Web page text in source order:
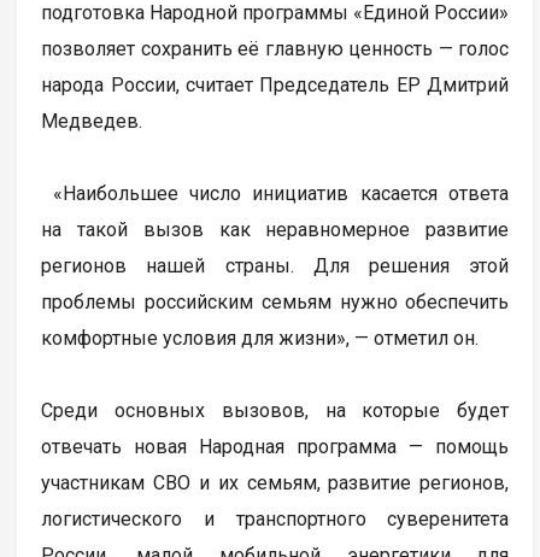
подготовка Народной программы «Единой России»
позволяет сохранить её главную ценность — голос
народа России, считает Председатель ЕР Дмитрий
Медведев.
«Наибольшее число инициатив касается ответа
на такой вызов как неравномерное развитие
регионов нашей страны. Для решения этой
проблемы российским семьям нужно обеспечить
комфортные условия для жизни», — отметил он.
Среди основных вызовов, на которые будет
отвечать новая Народная программа — помощь
участникам СВО и их семьям, развитие регионов,
логистического и транспортного суверенитета